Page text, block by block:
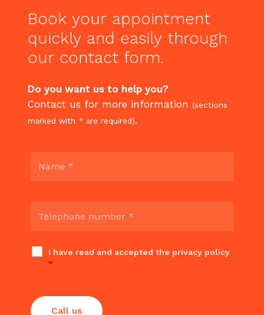
Book your appointment
quickly and easily through
our contact form.
Do you want us to help you?
Contact us for more information (sections
marked with * are required).
I have read and accepted the privacy policy
*